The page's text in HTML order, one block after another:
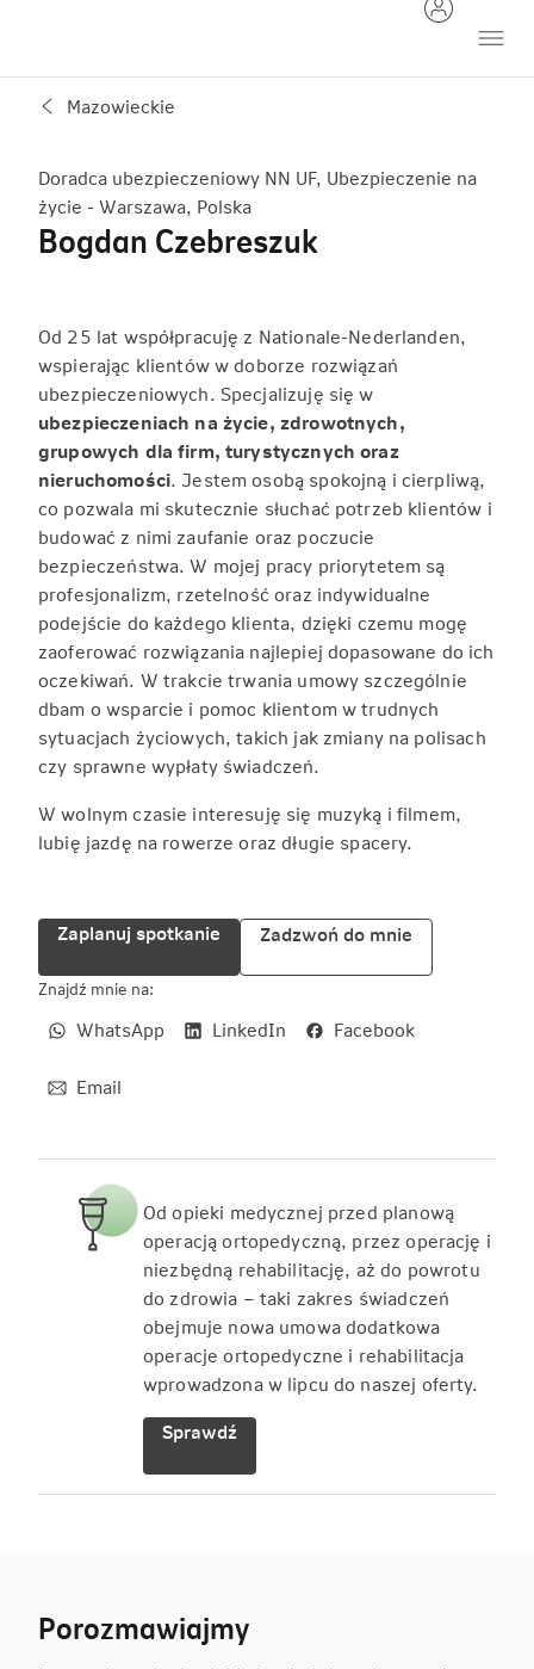
Mazowieckie
Doradca ubezpieczeniowy NN UF, Ubezpieczenie na
życie - Warszawa, Polska
Bogdan Czebreszuk
Od 25 lat współpracuję z Nationale-Nederlanden,
wspierając klientów w doborze rozwiązań
ubezpieczeniowych. Specjalizuję się w
ubezpieczeniach na życie, zdrowotnych,
grupowych dla firm, turystycznych oraz
nieruchomości. Jestem osobą spokojną i cierpliwą,
co pozwala mi skutecznie słuchać potrzeb klientów i
budować z nimi zaufanie oraz poczucie
bezpieczeństwa. W mojej pracy priorytetem są
profesjonalizm, rzetelność oraz indywidualne
podejście do każdego klienta, dzięki czemu mogę
zaoferować rozwiązania najlepiej dopasowane do ich
oczekiwań. W trakcie trwania umowy szczególnie
dbam o wsparcie i pomoc klientom w trudnych
sytuacjach życiowych, takich jak zmiany na polisach
czy sprawne wypłaty świadczeń.
W wolnym czasie interesuję się muzyką i filmem,
lubię jazdę na rowerze oraz długie spacery.
Zaplanuj spotkanie Zadzwoń do mnie
Znajdź mnie na:
WhatsApp LinkedIn Facebook
Email
Od opieki medycznej przed planową
operacją ortopedyczną, przez operację i
niezbędną rehabilitację, aż do powrotu
do zdrowia – taki zakres świadczeń
obejmuje nowa umowa dodatkowa
operacje ortopedyczne i rehabilitacja
wprowadzona w lipcu do naszej oferty.
Sprawdź
Porozmawiajmy